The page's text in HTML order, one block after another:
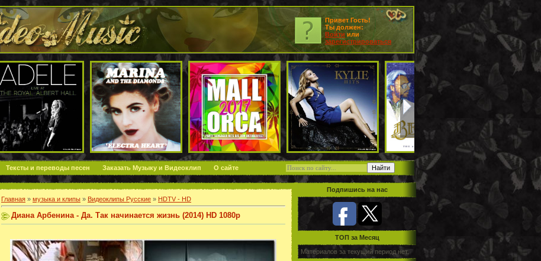
Привет Гость!
Ты должен:
Войти или
зарегистрироваться
Тексты и переводы песен Заказать Музыку и Видеоклип О сайте
Главная » музыка и клипы » Видеоклипы Русские » HDTV - HD
Диана Арбенина - Да. Так начинается жизнь (2014) HD 1080p
Подпишись на нас
TOП за Месяц
Материалов за текущий период нет.